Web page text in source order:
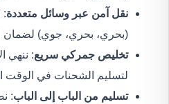
نقل آمن عبر وسائل متعددة:
(بحري، بحري، جوي) لضمان
تخليص جمركي سريع: ننهي
لتسليم الشحنات في الوقت
تسليم من الباب إلى الباب: